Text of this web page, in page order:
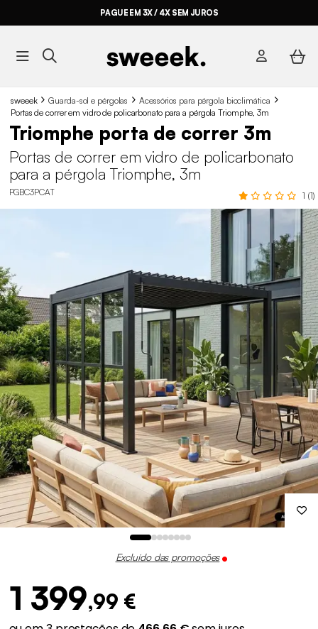
PAGUE EM 3X / 4X SEM JUROS
sweeek Guarda-sol e pérgolas
Acessórios para pérgola bioclimática
Portas de correr em vidro de policarbonato para a pérgola Triomphe, 3m
Triomphe porta de correr 3m
Portas de correr em vidro de policarbonato
para a pérgola Triomphe, 3m
PGBC3PCAT 1 (1)
Excluído das promoções
1 399,99 €